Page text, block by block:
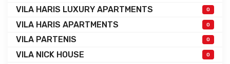
VILA HARIS LUXURY APARTMENTS 0
VILA HARIS APARTMENTS 0
VILA PARTENIS 0
VILA NICK HOUSE 0